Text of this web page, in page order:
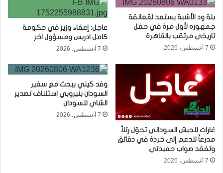
بلة ود الأشبة يستعد لمُعانقة
جمهوره لأول مرة في حفل
تاريخي مرتقب بالقاهرة
7 أغسطس، 2026
عاجل: إعفاء وزير في حكومة
كامل ادريس ومسؤول اخر
7 أغسطس، 2026
غارات للجيش السوداني تحوّل رتلاً
مدرعاً للدعم إلى خردة في دقائق
وتفقد صواب حميدتي
7 أغسطس، 2026
وفد كيني يبحث مع سفير
السودان بنيروبي استئناف تصدير
الشاي للسودان
7 أغسطس، 2026